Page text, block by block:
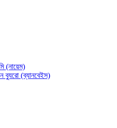
(নায়েম)
ব্যুরো (ব্যানবেইস)